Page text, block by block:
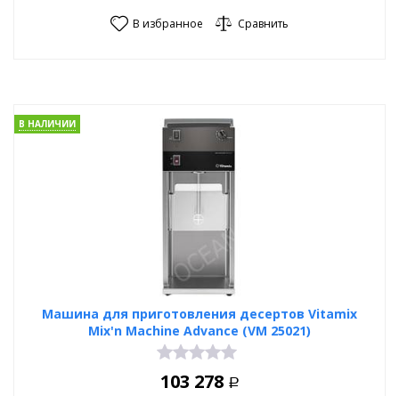
В избранное Сравнить
Машина для приготовления десертов Vitamix
Mix'n Machine Advance (VM 25021)
В НАЛИЧИИ
103 278 Р